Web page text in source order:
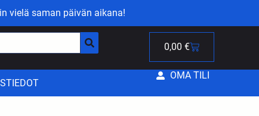
vielä saman päivän aikana!
0,00 €
OMA TILI